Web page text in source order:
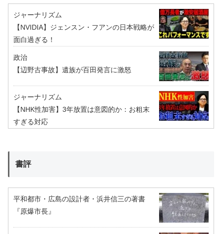
ジャーナリズム
【NVIDIA】ジェンスン・フアンの日本戦略が
面白過ぎる！
政治
【辺野古事故】遺族が百田発言に激怒
ジャーナリズム
【NHK性加害】3年放置は意図的か：お粗末
すぎる対応
書評
平和都市・広島の設計者・浜井信三の著書
『原爆市長』